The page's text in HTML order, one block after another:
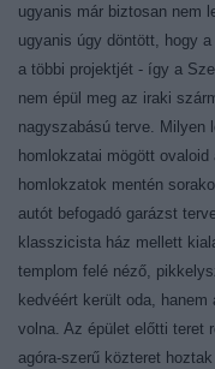
ugyanis már biztosan nem
ugyanis úgy döntött, hogy
a többi projektjét - így a
nem épül meg az iraki
nagyszabású terve. Milyen
homlokzatai mögött
homlokzatok mentén
autót befogadó garázst
klasszicista ház mellett
templom felé néző,
kedvéért került oda,
volna. Az épület előtti teret
agóra-szerű közteret